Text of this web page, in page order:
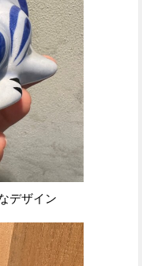
デザイン